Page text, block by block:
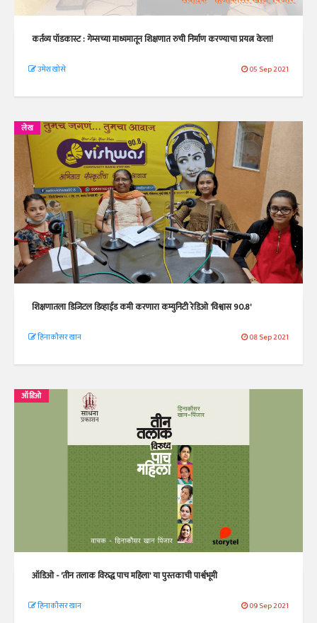
कर्तव्य पॉडकास्ट : गेम्सच्या माध्यमातून शिक्षणात रुची निर्माण करण्याचा प्रयत्न केला!
उमेश खोसे 05 Sep 2021
लेख
शिक्षणातला डिजिटल डिव्हाईड कमी करणारा कम्युनिटी रेडिओ 'विश्वास 90.8'
हिनाकौसर खान 08 Sep 2021
ऑडिओ
ऑडिओ - 'तीन तलाक विरुद्ध पाच महिला' या पुस्तकाची पार्श्वभूमी
हिनाकौसर खान 09 Sep 2021